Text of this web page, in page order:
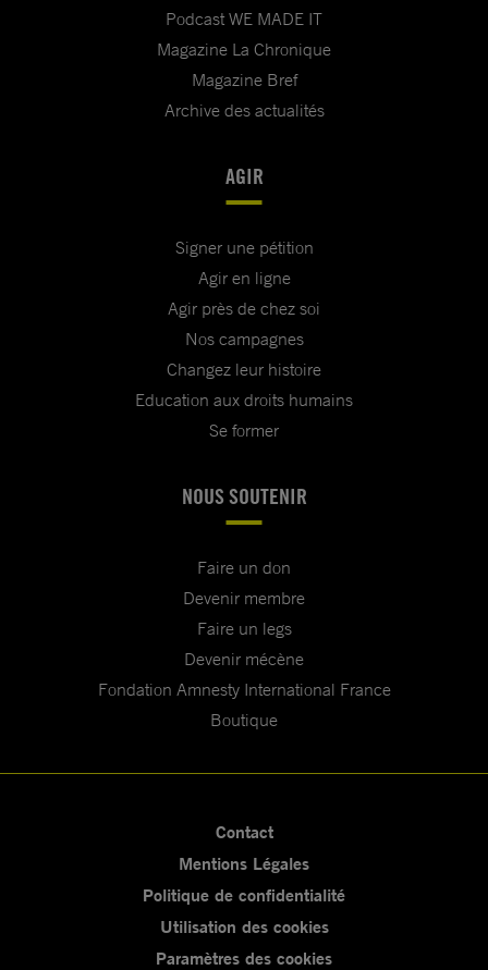
Podcast WE MADE IT
Magazine La Chronique
Magazine Bref
Archive des actualités
AGIR
Signer une pétition
Agir en ligne
Agir près de chez soi
Nos campagnes
Changez leur histoire
Education aux droits humains
Se former
NOUS SOUTENIR
Faire un don
Devenir membre
Faire un legs
Devenir mécène
Fondation Amnesty International France
Boutique
Contact
Mentions Légales
Politique de confidentialité
Utilisation des cookies
Paramètres des cookies